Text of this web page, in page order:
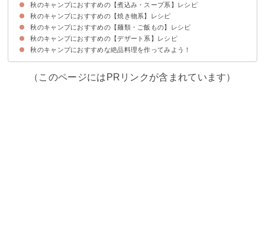
①なすの揚げびたし
②簡単なのにおしゃれ！きのこのアヒージョ
③おしゃれなバーベキューに！アクアパッツァ
④秋の季節にぴったり！きのこのホイル焼き
⑤季節の味覚を楽しむ！炒り銀杏
⑥アサリのバター酒蒸し
秋のキャンプにおすすめの【煮込み・スープ系】レシピ
①芋煮
②旬の食材で作る！火鍋
秋のキャンプにおすすめの【焼き物系】レシピ
①ダッチオーブンで調理！丸鶏ローストチキン
②キャンプならではの美味しさ！なすの丸焼き
③サケのホイル焼き
④しいたけの直火焼
⑤チャンチャン焼き
⑥サンマの炭火焼
秋のキャンプにおすすめの【麺類・ご飯もの】レシピ
①キャンプの昼ごはんに！手打ちほうとう
②旬の秋鮭を使って！はらこ飯
③豪華なメイン料理に！伊勢海老のパエリア
④土鍋で調理！栗ご飯
⑤秋の炊き込みご飯
秋のキャンプにおすすめの【デザート系】レシピ
①家族キャンプに人気！焼きりんご
②子供も大好き！絶品焼き芋
③かぼちゃのホイル焼き
④アウトドアでも作れる！りんごケーキ
⑤簡単に剥ける！スキレットで焼き栗
⑥ビールの缶で作れる！簡単スイートポテト
秋のキャンプにおすすめな絶品料理を作ってみよう！
（このページにはPRリンクが含まれています）